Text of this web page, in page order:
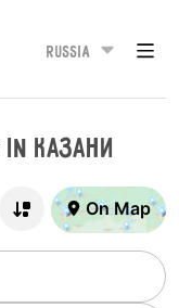
Russia
in Казани
On Map